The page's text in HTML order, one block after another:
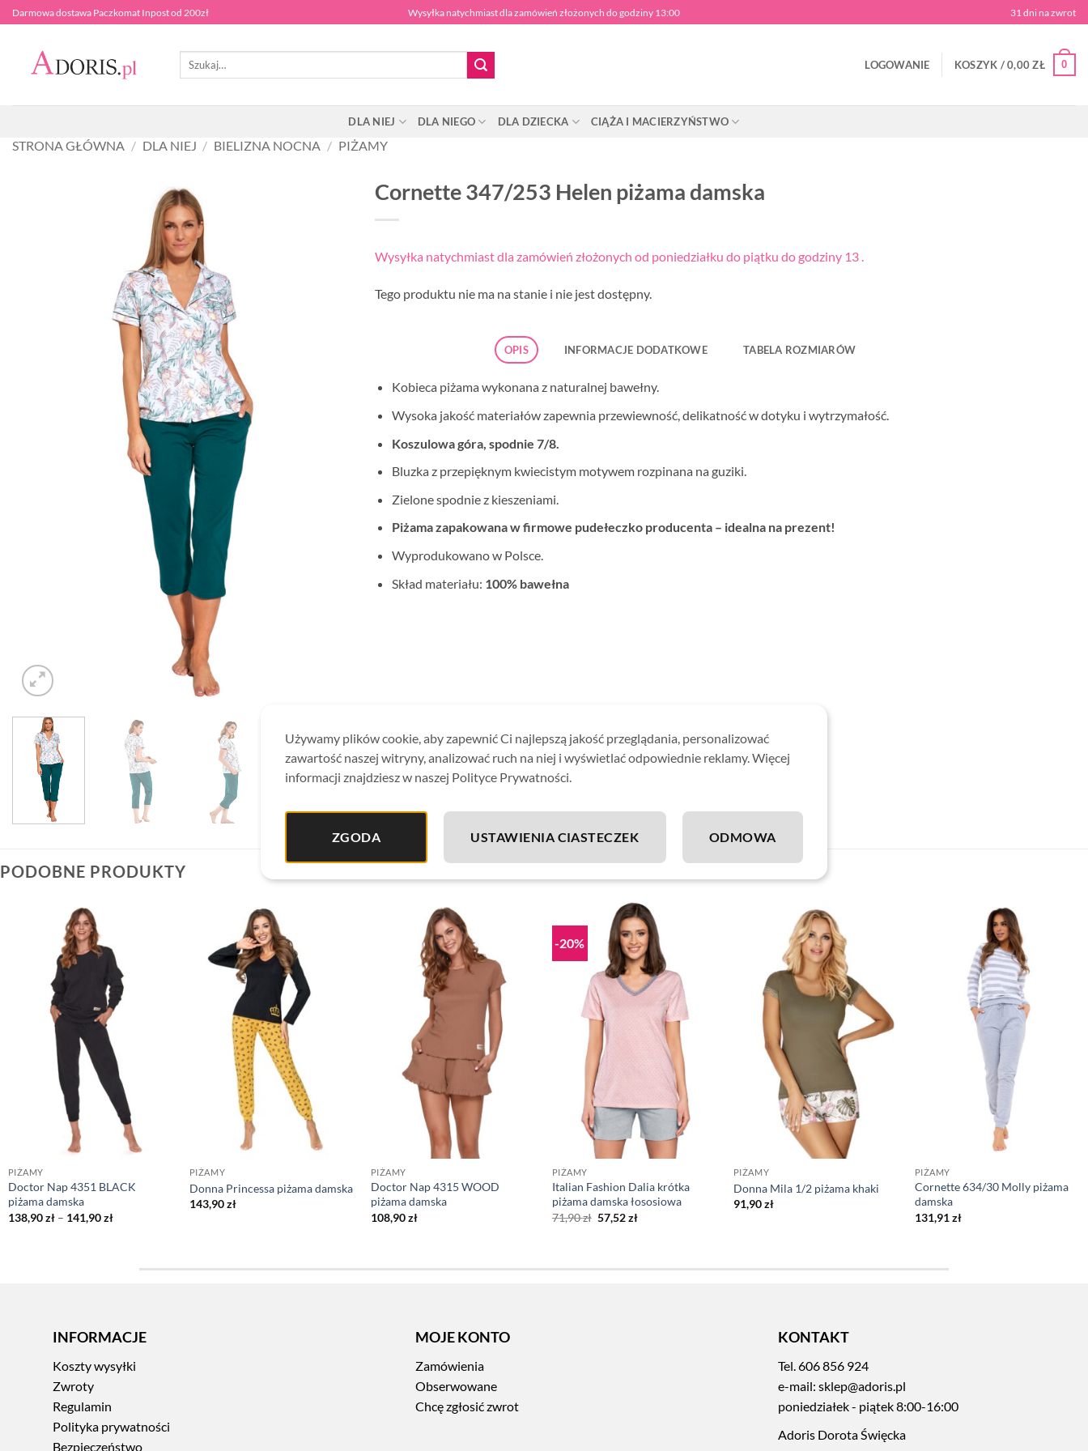
Przewiń
do
zawartości
Darmowa dostawa Paczkomat Inpost od 200zł Wysyłka natychmiast dla zamówień złożonych do godziny 13:00 31 dni na zwrot
Szukaj:
LOGOWANIE KOSZYK /0,00ZŁ 0
DLA NIEJ DLA NIEGO DLA DZIECKA CIĄŻA I MACIERZYŃSTWO
STRONA GŁÓWNA / DLA NIEJ / BIELIZNA NOCNA / PIŻAMY
Cornette 347/253 Helen piżama damska
Wysyłka natychmiast dla zamówień złożonych od poniedziałku do piątku do godziny 13 .
Tego produktu nie ma na stanie i nie jest dostępny.
OPIS INFORMACJE DODATKOWE TABELA ROZMIARÓW
Kobieca piżama wykonana z naturalnej bawełny.
Wysoka jakość materiałów zapewnia przewiewność, delikatność w dotyku i wytrzymałość.
Koszulowa góra, spodnie 7/8.
Bluzka z przepięknym kwiecistym motywem rozpinana na guziki.
Zielone spodnie z kieszeniami.
Piżama zapakowana w firmowe pudełeczko producenta – idealna na prezent!
Wyprodukowano w Polsce.
Skład materiału: 100% bawełna
PODOBNE PRODUKTY
PIŻAMY
Doctor Nap 4351 BLACK
piżama damska
138,90zł – 141,90złZakres
141,90 zł
PIŻAMY
Donna Princessa piżama damska
143,90zł
PIŻAMY
Doctor Nap 4315 WOOD
piżama damska
108,90zł
-20%
PIŻAMY
Italian Fashion Dalia krótka
piżama damska łososiowa
71,90zł Pierwotna
cena
57,52złAktualna
PIŻAMY
Donna Mila 1/2 piżama khaki
91,90zł
PIŻAMY
Cornette 634/30 Molly piżama
damska
131,91zł
INFORMACJE
Koszty wysyłki
Zwroty
Regulamin
Polityka prywatności
Bezpieczeństwo
MOJE KONTO
Zamówienia
Obserwowane
Chcę zgłosić zwrot
KONTAKT
Tel.606 856 924
e-mail: sklep@adoris.pl
poniedziałek - piątek 8:00-16:00
Adoris Dorota Święcka
Używamy plików cookie, aby zapewnić Ci najlepszą jakość przeglądania, personalizować
zawartość naszej witryny, analizować ruch na niej i wyświetlać odpowiednie reklamy. Więcej
informacji znajdziesz w naszej Polityce Prywatności.
ZGODA USTAWIENIA CIASTECZEK ODMOWA